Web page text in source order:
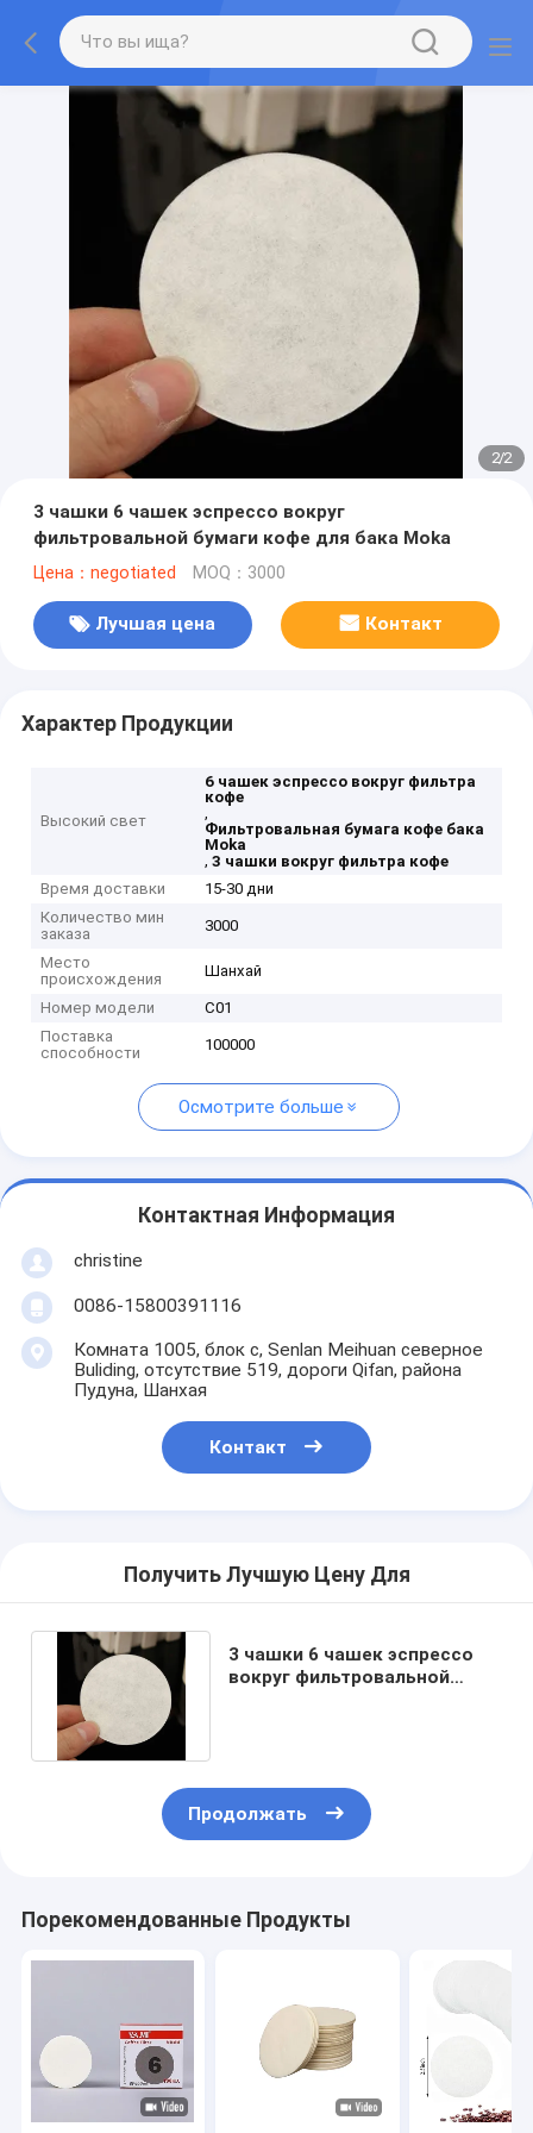
2/2
3 чашки 6 чашек эспрессо вокруг
фильтровальной бумаги кофе для бака Moka
Цена：negotiated MOQ：3000
Лучшая цена Контакт
Характер Продукции
Высокий свет
6 чашек эспрессо вокруг фильтра
кофе
,
Фильтровальная бумага кофе бака
Moka
,3 чашки вокруг фильтра кофе
Время доставки
15-30 дни
Количество мин
заказа
3000
Место
происхождения
Шанхай
Номер модели
C01
Поставка
способности
100000
Осмотрите больше
Контактная Информация
christine
0086-15800391116
Комната 1005, блок c, Senlan Meihuan северное
Buliding, отсутствие 519, дороги Qifan, района
Пудуна, Шанхая
Контакт
Получить Лучшую Цену Для
3 чашки 6 чашек эспрессо
вокруг фильтровальной
Продолжать
Порекомендованные Продукты